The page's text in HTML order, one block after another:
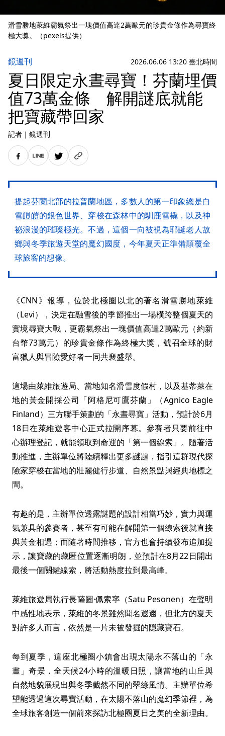
滑雪勝地萊維霸氣祭出一塊價值高達2萬歐元的珍貴金條作為尋寶終
極大獎。（pexels提供）
鏡週刊 2026.06.06 13:20 臺北時間
夏日限定永晝尋寶！芬蘭埋價
值73萬金條 解開謎底就能
把寶藏帶回家
記者 ｜ 鏡週刊
提起芬蘭北部的拉普蘭地區，多數人的第一印象總是白
雪皚皚的銀色世界、穿梭在森林中的馴鹿雪橇，以及神
祕浪漫的璀璨極光。不過，這個一向被視為耶誕老人故
鄉與冬季旅遊天堂的魔幻國度，今年夏天正準備顛覆全
球旅客的想像。
《CNN》報導，位於北極圈以北的著名滑雪勝地萊維
（Levi），決定在融雪後的季節推出一場橫跨整個夏天的
實境尋寶大戰，更霸氣祭出一塊價值高達2萬歐元（約新
台幣73萬元）的珍貴金條作為終極大獎，號召全球的財
富獵人與冒險愛好者一同共襄盛舉。
這場由萊維旅遊局、當地知名滑雪度假村，以及基蒂萊在
地的黃金開採公司「阿格尼可鷹芬蘭」（Agnico Eagle
Finland）三方聯手策劃的「永晝尋寶」活動，預計於6月
18日在萊維遊客中心正式拉開序幕。參賽者只要前往中
心辦理登記，就能領取到命運的「第一個線索」。隨著活
動推進，主辦單位將陸續釋出更多謎題，指引這群現代探
險家穿梭在當地的壯麗健行步道、自然景點與經典地標之
間。
有趣的是，主辦單位透露謎題的設計相當巧妙，實力與運
氣兼具的參賽者，甚至有可能在解開第一個線索後就直接
與黃金相遇；而隨著時間推移，官方也會持續發布追加提
示，讓寶藏的藏匿位置逐漸明朗，並預計在8月22日開出
最後一個關鍵線索，將活動熱度拉到最高峰。
萊維旅遊局執行長薩圖·佩索寧（Satu Pesonen）在聲明
中感性地表示，萊維的冬景雖然聞名遐邇，但北方的夏天
對許多人而言，依然是一片未被發掘的隱藏寶石。
每到夏季，這座北極圈小鎮會出現太陽永不落山的「永
晝」奇景，全天候24小時的溫暖日照，讓當地的山丘與
自然地貌展現出與冬季截然不同的翠綠風情。主辦單位希
望能透過這次尋寶活動，在太陽不落山的魔幻季節裡，為
全球旅客創造一個前來探訪北極圈夏日之美的全新理由。